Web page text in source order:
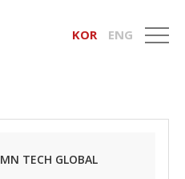
KOR ENG
TECH GLOBAL